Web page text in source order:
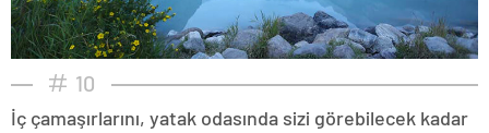
10
İç çamaşırlarını, yatak odasında sizi görebilecek kadar